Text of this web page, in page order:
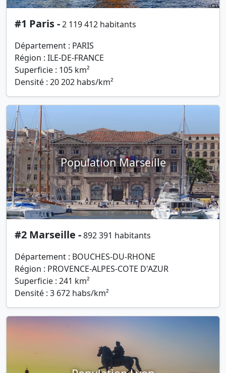
#1 Paris -2 119 412 habitants
Département : PARIS
Région : ILE-DE-FRANCE
Superficie : 105 km²
Densité : 20 202 habs/km²
Population Marseille
#2 Marseille -892 391 habitants
Département : BOUCHES-DU-RHONE
Région : PROVENCE-ALPES-COTE D'AZUR
Superficie : 241 km²
Densité : 3 672 habs/km²